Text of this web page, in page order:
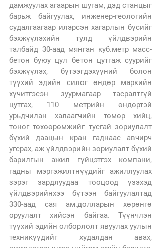
дамжуулах агаарын шугам, дэд станцыг
барьж байгуулах, инженер-геологийн
судалгаагаар илэрсэн хагарлын бүсийг
бэхжүүлэхийн тулд үйлдвэрийн
талбайд 30-аад мянган куб.метр масс-
бетон буюу цул бетон цутгаж суурийг
бэхжүүлэх, бүтээгдэхүүний болон
түүхий эдийн силог өндөр маркийн
хүчитгэсэн зуурмагаар тасралтгүй
цутгах, 110 метрийн өндөртэй
урьдчилан халаагчийн төмөр хийц,
тоног төхөөрөмжийг тусгай зориулалт
бүхий даацын кран гаднаас авчирч
угсрах, аж үйлдвэрийн зориулалт бүхий
барилгын ажил гүйцэтгэх компани,
гадны мэргэжилтнүүдийг ажиллуулах
зэрэг зардлуудаа тооцоод үзэхэд
үйлдвэрийнхээ бүтээн байгуулалтад
330-аад сая ам.долларын хөрөнгө
оруулалт хийсэн байгаа. Түүнчлэн
түүхий эдийн олборлолт явуулах уулын
техникүүдийг худалдан авах,